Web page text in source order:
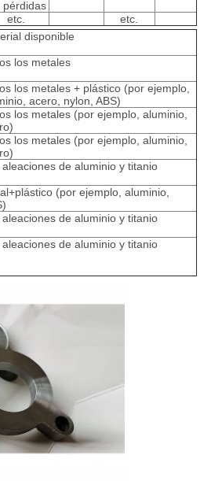
pérdidas
etc.
etc.
disponible
los metales
los metales + plástico (por ejemplo,
acero, nylon, ABS)
los metales (por ejemplo, aluminio,
los metales (por ejemplo, aluminio,
aleaciones de aluminio y titanio
(por ejemplo, aluminio,
aleaciones de aluminio y titanio
aleaciones de aluminio y titanio